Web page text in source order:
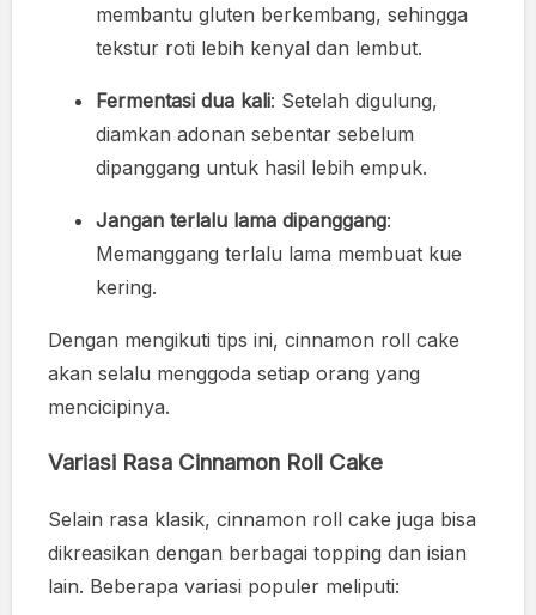
membantu gluten berkembang, sehingga
tekstur roti lebih kenyal dan lembut.
Fermentasi dua kali: Setelah digulung,
diamkan adonan sebentar sebelum
dipanggang untuk hasil lebih empuk.
Jangan terlalu lama dipanggang:
Memanggang terlalu lama membuat kue
kering.
Dengan mengikuti tips ini, cinnamon roll cake
akan selalu menggoda setiap orang yang
mencicipinya.
Variasi Rasa Cinnamon Roll Cake
Selain rasa klasik, cinnamon roll cake juga bisa
dikreasikan dengan berbagai topping dan isian
lain. Beberapa variasi populer meliputi: